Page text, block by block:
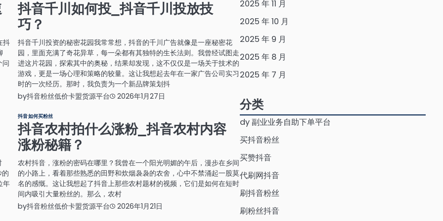
抖
问
抖音千川如何投_抖音千川投放技
巧？
抖音千川投资的秘密花园我常常想，抖音的千川广告就像是一座秘密花
园，里面充满了奇花异草，每一朵都有其独特的生长法则。我曾经试图走
进这片花园，探索其中的奥秘，结果却发现，这不仅仅是一场关于技术的
游戏，更是一场心理和策略的较量。这让我想起去年在一家广告公司实习
时的一次经历。那时，我负责为一个新品牌策划抖
by抖音粉丝低价卡盟货源平台 2026年1月27日
年
抖音如何买粉丝
抖音农村拍什么涨粉_抖音农村内容
涨粉秘籍？
农村抖音，涨粉的密码在哪里？我曾在一个阳光明媚的午后，漫步在乡间
的小路上，看着那些熟悉的田野和炊烟袅袅的农舍，心中不禁涌起一股莫
名的感慨。这让我想起了抖音上那些农村题材的视频，它们是如何在短时
间内吸引大量粉丝的。那么，农村
by抖音粉丝低价卡盟货源平台 2026年1月21日
2025 年 11 月
2025 年 10 月
2025 年 9 月
2025 年 8 月
2025 年 7 月
分类
dy 副业业务自助下单平台
买抖音粉丝
买赞抖音
代刷网抖音
刷抖音粉丝
刷粉丝抖音